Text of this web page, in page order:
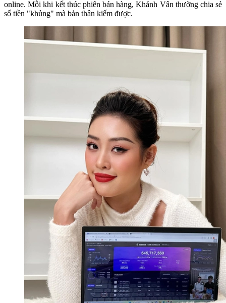
online. Mỗi khi kết thúc phiên bán hàng, Khánh Vân thường chia sẻ
số tiền "khủng" mà bản thân kiếm được.